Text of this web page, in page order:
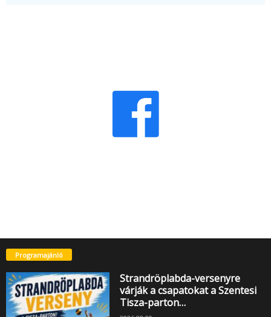
Programajánló
Strandröplabda-versenyre
várják a csapatokat a Szentesi
Tisza-parton…